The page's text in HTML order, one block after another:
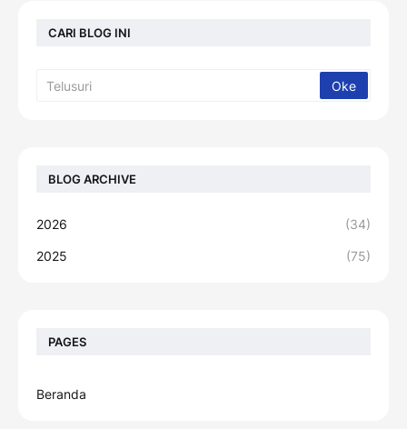
CARI BLOG INI
BLOG ARCHIVE
2026 (34)
2025 (75)
PAGES
Beranda